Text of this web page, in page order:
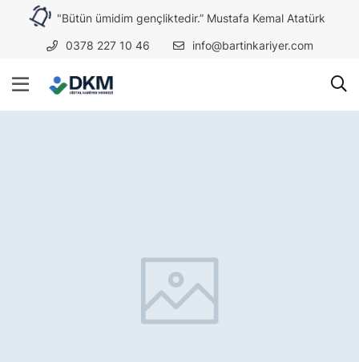
"Bütün ümidim gençliktedir.” Mustafa Kemal Atatürk
0378 227 10 46 info@bartinkariyer.com